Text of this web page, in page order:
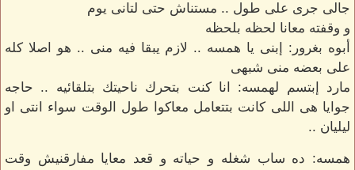
جالى جرى على طول .. مستناش حتى لتانى يوم
و وقفته معانا لحظه بلحظه
أبوه بغرور: إبنى يا همسه .. لازم يبقا فيه منى .. هو اصلا كله
على بعضه منى شبهى
مارد إبتسم لهمسه: انا كنت بتحرك ناحيتك بتلقائيه .. حاجه
جوايا هى اللى كانت بتتعامل معاكوا طول الوقت سواء انتى او
ليليان ..
همسه: ده ساب شغله و حياته و قعد معايا مفارقنيش وقت